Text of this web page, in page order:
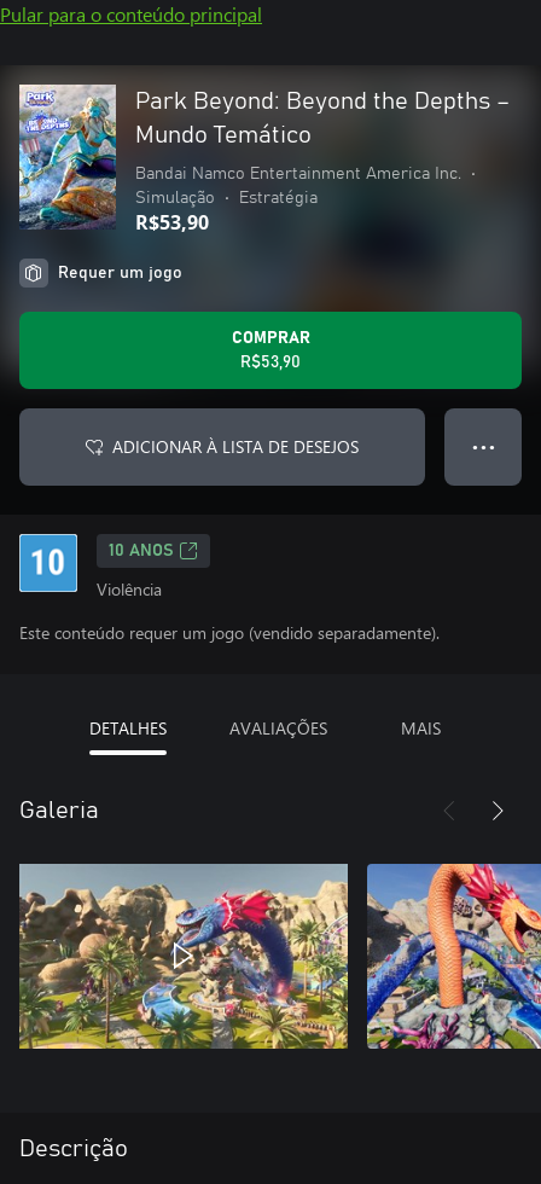
Pular para o conteúdo principal
Park Beyond: Beyond the Depths –
Mundo Temático
Bandai Namco Entertainment America Inc.
•
Simulação
• Estratégia
R$53,90
Requer um jogo
COMPRAR
R$53,90
ADICIONAR À LISTA DE DESEJOS ● ● ●
10 ANOS
Violência
Este conteúdo requer um jogo (vendido separadamente).
DETALHES AVALIAÇÕES MAIS
Galeria
Descrição